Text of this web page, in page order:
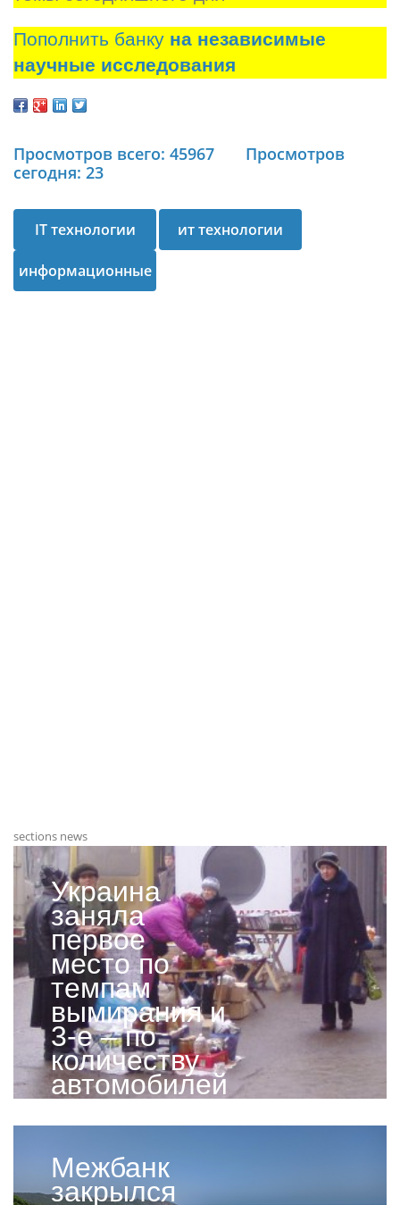
Пополнить банку на независимые
научные исследования
Просмотров всего: 45967
Просмотров
сегодня: 23
IT технологии ит технологии
информационные
sections news
Украина
заняла
первое
место по
темпам
вымирания и
3-е – по
количеству
автомобилей
класса люкс
Межбанк
закрылся